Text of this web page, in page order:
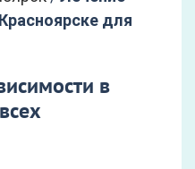
для
в